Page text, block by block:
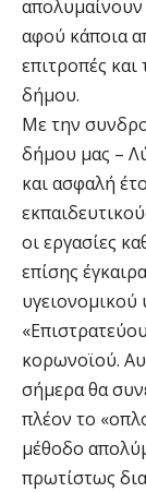
απολυμαίνουν
αφού κάποια
επιτροπές
δήμου.
Με την
δήμου μας –
και ασφαλή
οι εργασίες
επίσης
υγειονομικού
κορωνοϊού.
σήμερα θα
πλέον το
μέθοδο
πρωτίστως